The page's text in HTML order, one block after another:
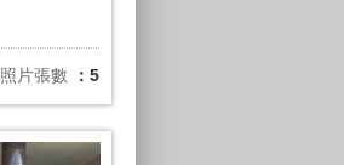
照片張數 ：5